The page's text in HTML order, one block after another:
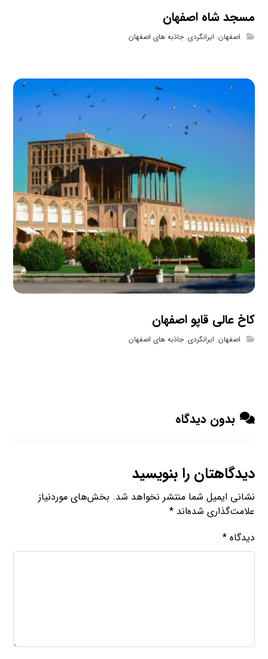
مسجد شاه اصفهان
اصفهان, ایرانگردی,جاذبه های اصفهان
کاخ عالی قاپو اصفهان
اصفهان, ایرانگردی,جاذبه های اصفهان
بدون دیدگاه
دیدگاهتان را بنویسید
نشانی ایمیل شما منتشر نخواهد شد. بخش‌های موردنیاز
علامت‌گذاری شده‌اند*
دیدگاه*